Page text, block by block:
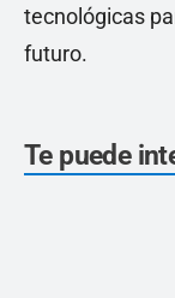
tecnológicas
futuro.
Te puede